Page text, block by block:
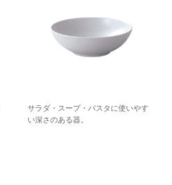
サラダ・スープ・パスタに使いやす
い深さのある器。